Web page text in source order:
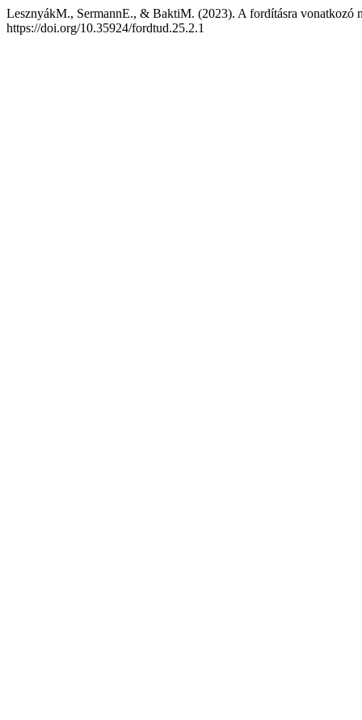
LesznyákM., SermannE., & BaktiM. (2023). A fordításra vonatkozó
https://doi.org/10.35924/fordtud.25.2.1